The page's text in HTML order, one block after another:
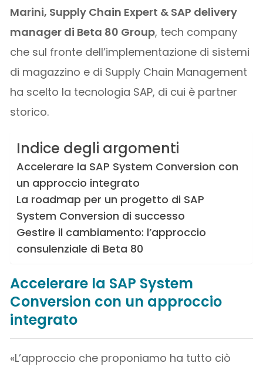
Marini, Supply Chain Expert & SAP delivery
manager di Beta 80 Group, tech company
che sul fronte dell’implementazione di sistemi
di magazzino e di Supply Chain Management
ha scelto la tecnologia SAP, di cui è partner
storico.
Indice degli argomenti
Accelerare la SAP System Conversion con
un approccio integrato
La roadmap per un progetto di SAP
System Conversion di successo
Gestire il cambiamento: l’approccio
consulenziale di Beta 80
Accelerare la SAP System
Conversion con un approccio
integrato
«L’approccio che proponiamo ha tutto ciò